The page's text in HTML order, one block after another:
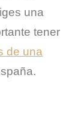
una
tener
de una